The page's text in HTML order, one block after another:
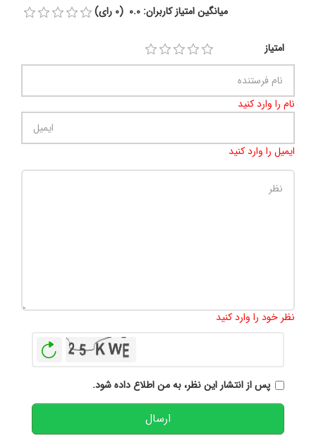
میانگین امتیاز کاربران: 0.0 (0 رای)
امتیاز
نام را وارد کنید
ایمیل را وارد کنید
نظر خود را وارد کنید
پس از انتشار این نظر، به من اطلاع داده شود.
ارسال